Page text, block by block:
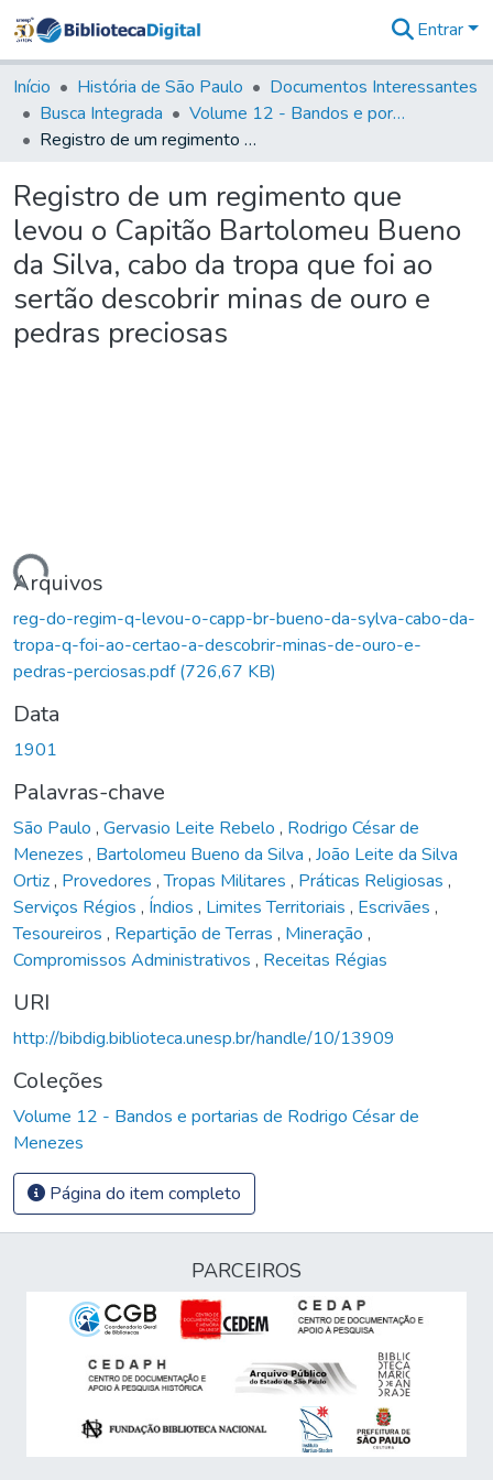
&
Coleções
Tudo na
Biblioteca
Estatísticas
Entrar
Início História de São Paulo
Documentos Interessantes
Busca Integrada
Volume 12 - Bandos e portarias de Rodrigo César de Menezes
Registro de um regimento que levou o Capitão Bartolomeu Bueno da Silva, cabo da tropa que foi ao sertão descobrir minas de ouro e pedras preciosas
Registro de um regimento que
levou o Capitão Bartolomeu Bueno
da Silva, cabo da tropa que foi ao
sertão descobrir minas de ouro e
pedras preciosas
Arquivos
reg-do-regim-q-levou-o-capp-br-bueno-da-sylva-cabo-da-
tropa-q-foi-ao-certao-a-descobrir-minas-de-ouro-e-
pedras-perciosas.pdf(726,67 KB)
Data
1901
Palavras-chave
São Paulo , Gervasio Leite Rebelo , Rodrigo César de
Menezes , Bartolomeu Bueno da Silva , João Leite da Silva
Ortiz, Provedores ,Tropas Militares , Práticas Religiosas ,
Serviços Régios , Índios , Limites Territoriais , Escrivães ,
Tesoureiros , Repartição de Terras , Mineração ,
Compromissos Administrativos , Receitas Régias
URI
http://bibdig.biblioteca.unesp.br/handle/10/13909
Coleções
Volume 12 - Bandos e portarias de Rodrigo César de
Menezes
Página do item completo
PARCEIROS